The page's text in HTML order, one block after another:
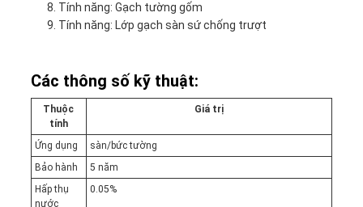
Tính năng: Gạch tường gốm
Tính năng: Lớp gạch sàn sứ chống trượt
Các thông số kỹ thuật:
Thuộc
tính
Giá trị
Ứng dụng
sàn/bức tường
Bảo hành
5 năm
Hấp thụ
nước
0.05%